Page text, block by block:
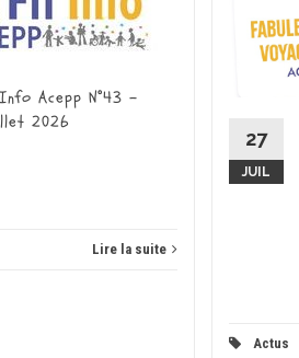
Acepp N°43 –
2026
Lire la suite
27
JUIL
Actus